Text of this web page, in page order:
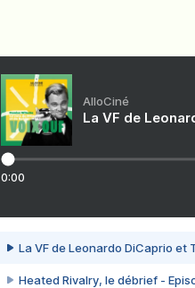
AlloCiné
La VF de
0:00
La VF de Leonardo DiCaprio et
Heated Rivalry, le débrief -